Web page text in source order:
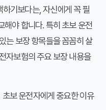
기보다는, 자신에게 꼭 필
해야 합니다. 특히 초보 운전
는 보장 항목들을 꼼꼼히 살
자보험의 주요 보장 내용을
초보 운전자에게 중요한 이유